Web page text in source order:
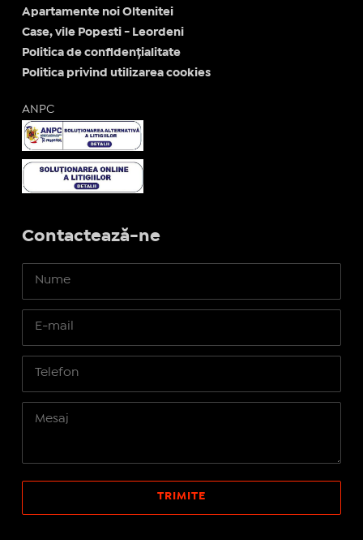
Apartamente noi Oltenitei
Case, vile Popesti - Leordeni
Politica de confidențialitate
Politica privind utilizarea cookies
ANPC
Contactează-ne